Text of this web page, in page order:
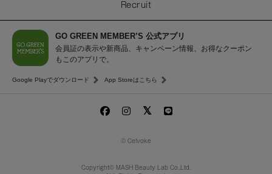
Recruit
GO GREEN MEMBER’S 公式アプリ
会員証の表示や新商品、キャンペーン情報、お得なクーポン
もこのアプリで。
Google Playでダウンロード App Storeはこちら
© Celvoke
Copyright© MASH Beauty Lab Co.,Ltd.